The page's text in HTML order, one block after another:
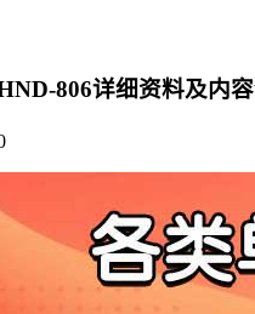
806详细资料及内